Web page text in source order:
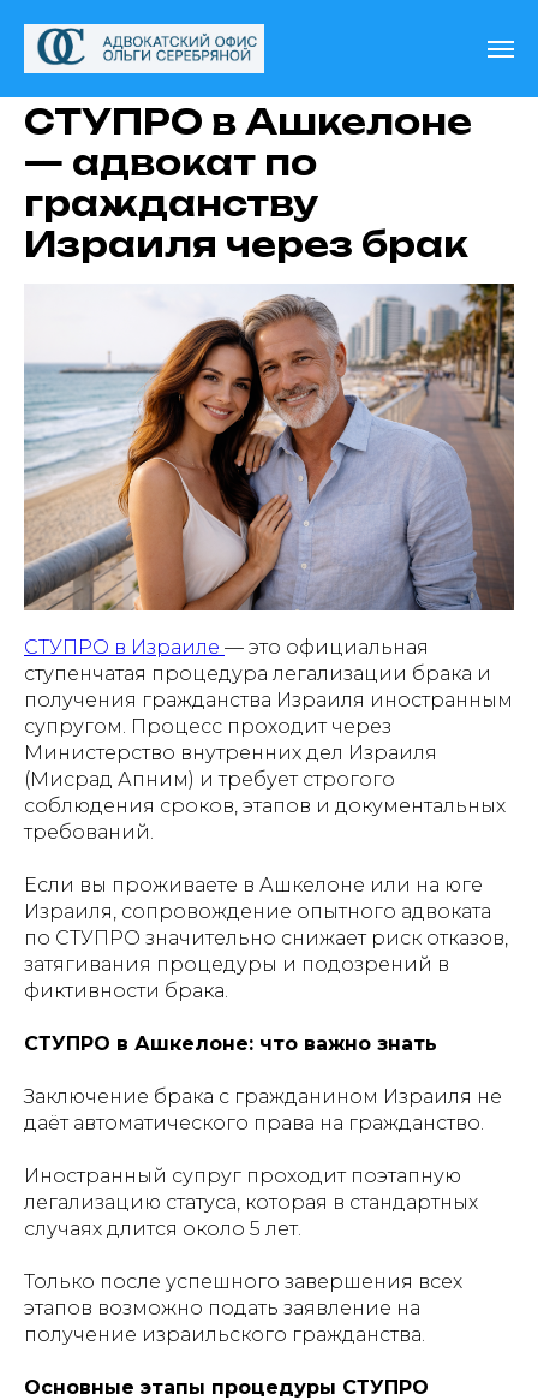
СТУПРО в Ашкелоне
— адвокат по
гражданству
Израиля через брак
СТУПРО в Израиле — это официальная
ступенчатая процедура легализации брака и
получения гражданства Израиля иностранным
супругом. Процесс проходит через
Министерство внутренних дел Израиля
(Мисрад Апним) и требует строгого
соблюдения сроков, этапов и документальных
требований.
Если вы проживаете в Ашкелоне или на юге
Израиля, сопровождение опытного адвоката
по СТУПРО значительно снижает риск отказов,
затягивания процедуры и подозрений в
фиктивности брака.
СТУПРО в Ашкелоне: что важно знать
Заключение брака с гражданином Израиля не
даёт автоматического права на гражданство.
Иностранный супруг проходит поэтапную
легализацию статуса, которая в стандартных
случаях длится около 5 лет.
Только после успешного завершения всех
этапов возможно подать заявление на
получение израильского гражданства.
Основные этапы процедуры СТУПРО